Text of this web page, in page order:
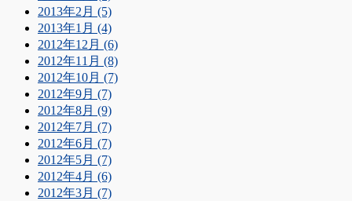
2013年2月 (5)
2013年1月 (4)
2012年12月 (6)
2012年11月 (8)
2012年10月 (7)
2012年9月 (7)
2012年8月 (9)
2012年7月 (7)
2012年6月 (7)
2012年5月 (7)
2012年4月 (6)
2012年3月 (7)